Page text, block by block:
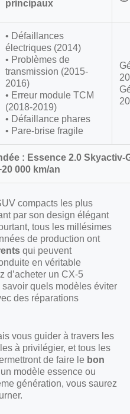
principaux
• Défaillances
électriques (2014)
• Problèmes de
transmission (2015-
2016)
• Erreur module TCM
(2018-2019)
• Défaillance phares
• Pare-brise fragile
: Essence 2.0 Skyactiv-
000 km/an
compacts les plus
par son design élégant
tous les millésimes
de production ont
qui peuvent
en véritable
d’acheter un CX-5
quels modèles éviter
des réparations
vous guider à travers les
à privilégier, et tous les
de faire le bon
modèle essence ou
génération, vous saurez